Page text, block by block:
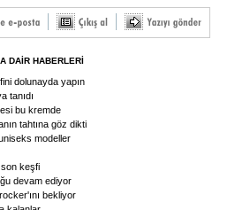
DAİR HABERLERİ
dolunayda yapın
tanıdı
bu kremde
tahtına göz dikti
modeller
keşfi
devam ediyor
bekliyor